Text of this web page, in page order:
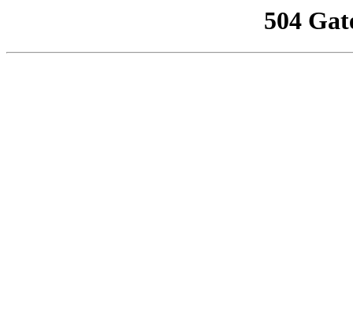
504